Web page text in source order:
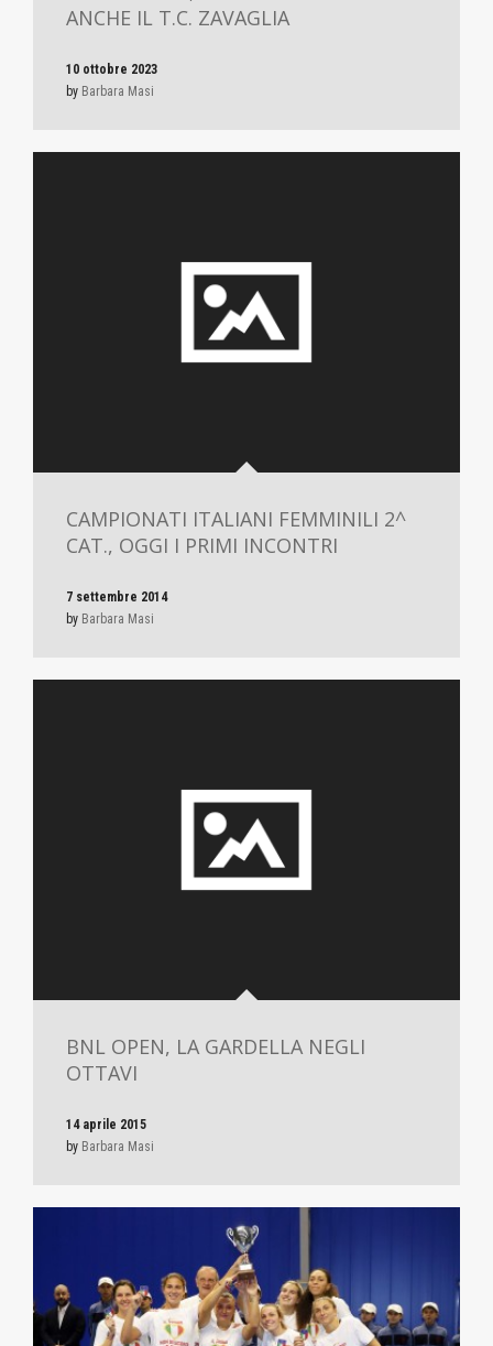
ANCHE IL T.C. ZAVAGLIA
10 ottobre 2023
by Barbara Masi
CAMPIONATI ITALIANI FEMMINILI 2^
CAT., OGGI I PRIMI INCONTRI
7 settembre 2014
by Barbara Masi
BNL OPEN, LA GARDELLA NEGLI
OTTAVI
14 aprile 2015
by Barbara Masi